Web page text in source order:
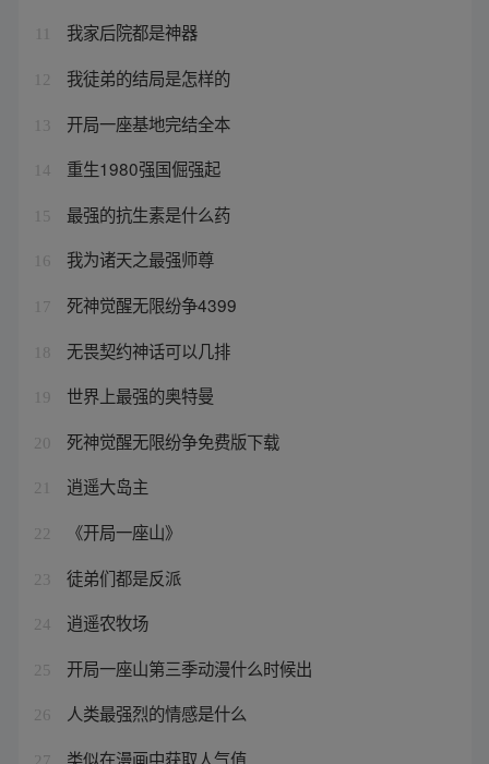
我家后院都是神器
12 我徒弟的结局是怎样的
13 开局一座基地完结全本
14 重生1980强国倔强起
15 最强的抗生素是什么药
16 我为诸天之最强师尊
17 死神觉醒无限纷争4399
18 无畏契约神话可以几排
19 世界上最强的奥特曼
20 死神觉醒无限纷争免费版下载
21 逍遥大岛主
22 《开局一座山》
23 徒弟们都是反派
24 逍遥农牧场
25 开局一座山第三季动漫什么时候出
26 人类最强烈的情感是什么
27 类似在漫画中获取人气值